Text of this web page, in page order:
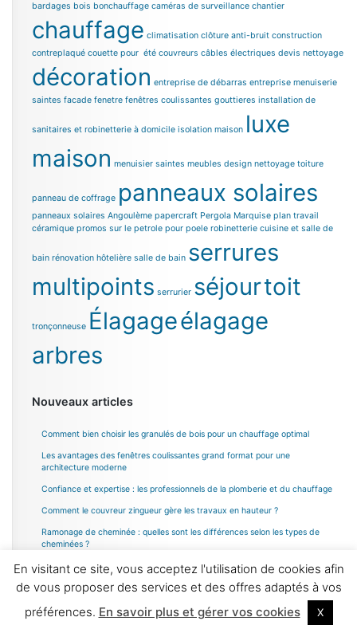
bardages bois bonchauffage caméras de surveillance chantier
chauffage climatisation clôture anti-bruit construction
contreplaqué couette pour été couvreurs câbles électriques devis nettoyage
décoration entreprise de débarras entreprise menuiserie
saintes facade fenetre fenêtres coulissantes gouttieres installation de
sanitaires et robinetterie à domicile isolation maison luxe
maison menuisier saintes meubles design nettoyage toiture
panneau de coffrage panneaux solaires
panneaux solaires Angoulème papercraft Pergola Marquise plan travail
céramique promos sur le petrole pour poele robinetterie cuisine et salle de
bain rénovation hôtelière salle de bain serrures
multipoints serrurier séjourtoit
tronçonneuse Élagageélagage
arbres
Nouveaux articles
Comment bien choisir les granulés de bois pour un chauffage optimal
Les avantages des fenêtres coulissantes grand format pour une
architecture moderne
Confiance et expertise : les professionnels de la plomberie et du chauffage
Comment le couvreur zingueur gère les travaux en hauteur ?
Ramonage de cheminée : quelles sont les différences selon les types de
cheminées ?
© 2026Maison Actuelle Et Travaux
En visitant ce site, vous acceptez l'utilisation de cookies afin
de vous proposer des services et des offres adaptés à vos
préférences. En savoir plus et gérer vos cookies X